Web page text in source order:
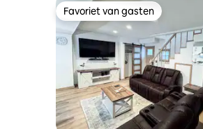
Favoriet van gasten
Favoriet van gasten